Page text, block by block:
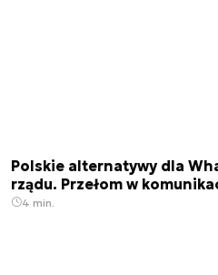
Polskie alternatywy dla
rządu. Przełom w
4 min.